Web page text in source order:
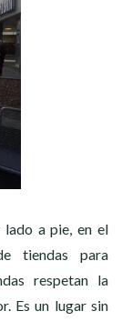
a pie, en el
tiendas para
respetan la
Es un lugar sin